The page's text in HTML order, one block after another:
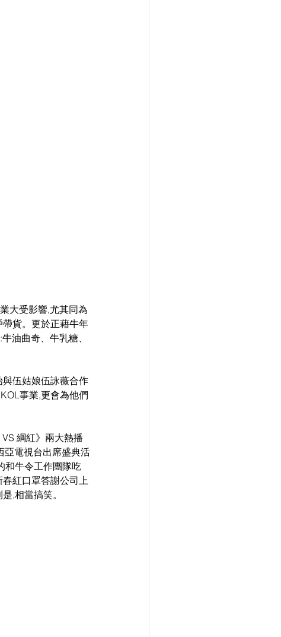
大受影響,尤其同為
貨。更於正藉牛年
油曲奇、牛乳糖、
伍姑娘伍詠薇合作
事業,更會為他們
綱紅》兩大熱播
亞電視台出席盛典活
和牛令工作團隊吃
紅口罩答謝公司上
,相當搞笑。